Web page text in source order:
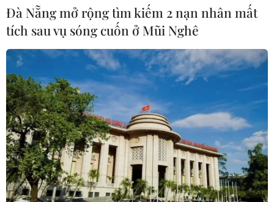
TIN CÙNG CHUYÊN MỤC
Chiến dịch siết nhập cư của Mỹ tăng
tốc, ICE bắt giữ 51.000 người
09/08/2026 06:56
Bạn bè Canada chia sẻ về giá trị độc
Đà Nẵng mở rộng tìm kiếm 2 nạn nhân mất
tích sau vụ sóng cuốn ở Mũi Nghê